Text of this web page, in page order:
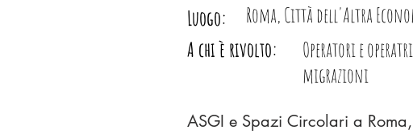
Luogo:
Roma, Città dell'Altra
A chi è rivolto:
Operatori e
migrazioni
ASGI e Spazi Circolari a